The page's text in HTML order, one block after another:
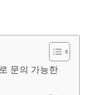
문의 가능한